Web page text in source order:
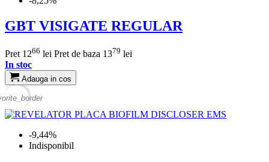
GBT VISIGATE REGULAR
Pret 1266 lei Pret de baza 1379 lei
In stoc
Adauga in cos
-9,44%
Indisponibil